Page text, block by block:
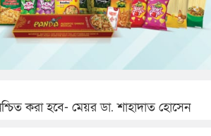
করা হবে- মেয়র ডা. শাহাদাত হোসেন